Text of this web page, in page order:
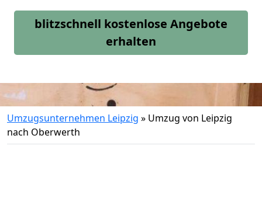
blitzschnell kostenlose Angebote
erhalten
Umzugsunternehmen Leipzig » Umzug von Leipzig
nach Oberwerth